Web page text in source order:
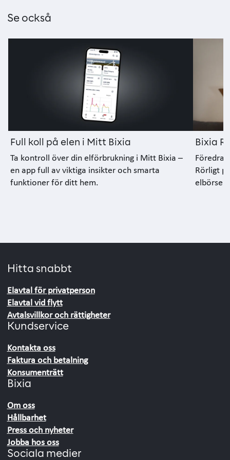
Se också
Full koll på elen i Mitt Bixia
Ta kontroll över din elförbrukning i Mitt Bixia –
en app full av viktiga insikter och smarta
funktioner för ditt hem.
Bixia
Föredrar
Rörligt
Hitta snabbt
Elavtal för privatperson
Elavtal vid flytt
Avtalsvillkor och rättigheter
Kundservice
Kontakta oss
Faktura och betalning
Konsumenträtt
Bixia
Om oss
Hållbarhet
Press och nyheter
Jobba hos oss
Sociala medier